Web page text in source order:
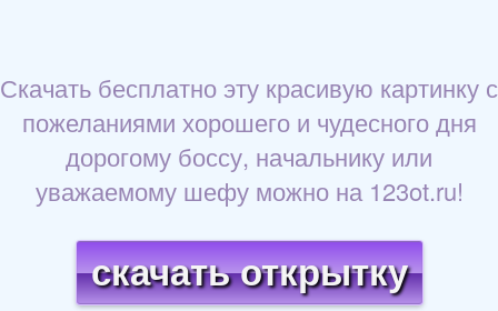
Скачать бесплатно эту красивую картинку с
пожеланиями хорошего и чудесного дня
дорогому боссу, начальнику или
уважаемому шефу можно на 123ot.ru!
скачать открытку